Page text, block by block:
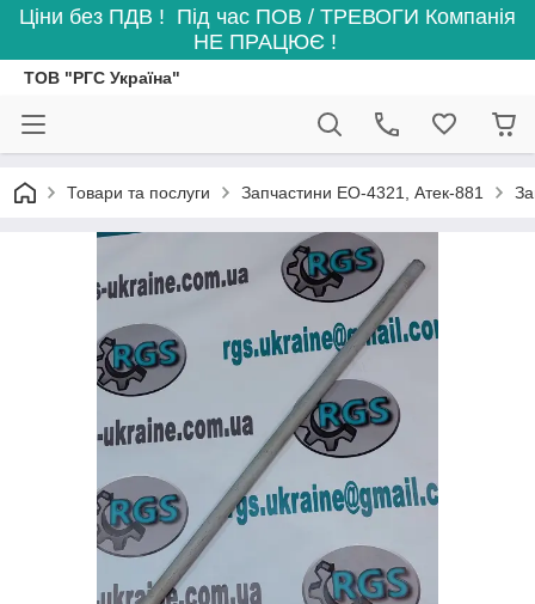
Ціни без ПДВ ! Під час ПОВ / ТРЕВОГИ Компанія
НЕ ПРАЦЮЄ !
ТОВ "РГС Україна"
Товари та послуги Запчастини ЕО-4321, Атек-881